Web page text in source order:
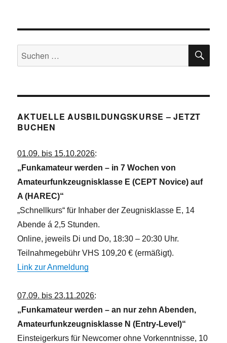
Newcomer
Wasserturm
Suchen
nach:
AKTUELLE AUSBILDUNGSKURSE – JETZT
BUCHEN
01.09. bis 15.10.2026:
„Funkamateur werden – in 7 Wochen von
Amateurfunkzeugnisklasse E (CEPT Novice) auf
A (HAREC)“
„Schnellkurs“ für Inhaber der Zeugnisklasse E, 14
Abende á 2,5 Stunden.
Online, jeweils Di und Do, 18:30 – 20:30 Uhr.
Teilnahmegebühr VHS 109,20 € (ermäßigt).
Link zur Anmeldung
07.09. bis 23.11.2026:
„Funkamateur werden – an nur zehn Abenden,
Amateurfunkzeugnisklasse N (Entry-Level)“
Einsteigerkurs für Newcomer ohne Vorkenntnisse, 10